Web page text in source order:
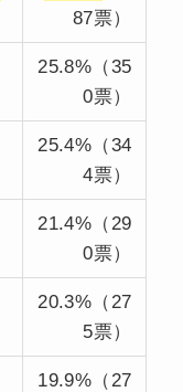
87票）
25.8%（35
0票）
25.4%（34
4票）
21.4%（29
0票）
20.3%（27
5票）
19.9%（27